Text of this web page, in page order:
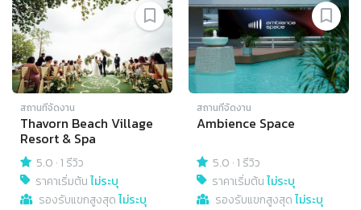
สถานที่จัดงาน
Thavorn Beach Village
Resort & Spa
5.0 ·1 รีวิว
ราคาเริ่มต้นไม่ระบุ
รองรับแขกสูงสุดไม่ระบุ
สถานที่จัดงาน
Ambience Space
5.0 ·1 รีวิว
ราคาเริ่มต้นไม่ระบุ
รองรับแขกสูงสุดไม่ระบุ